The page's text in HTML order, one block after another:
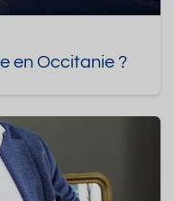
en Occitanie ?